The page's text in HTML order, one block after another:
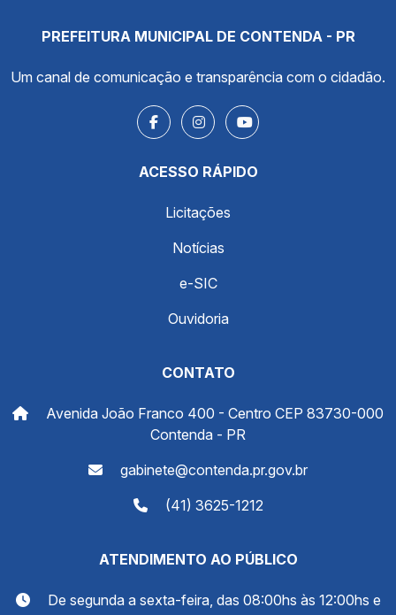
PREFEITURA MUNICIPAL DE CONTENDA - PR
Um canal de comunicação e transparência com o cidadão.
ACESSO RÁPIDO
Licitações
Notícias
e-SIC
Ouvidoria
CONTATO
Avenida João Franco 400 - Centro CEP 83730-000
Contenda - PR
gabinete@contenda.pr.gov.br
(41) 3625-1212
ATENDIMENTO AO PÚBLICO
De segunda a sexta-feira, das 08:00hs às 12:00hs e